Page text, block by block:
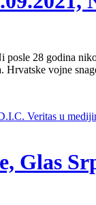
28 godina niko
vojne
Veritas u
Glas